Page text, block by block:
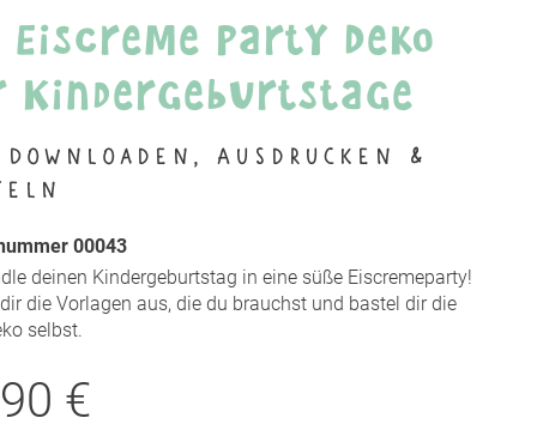
Eiscreme Party Deko
Downloaden, Ausdrucken &
00043
deinen Kindergeburtstag in eine süße Eiscremeparty!
die Vorlagen aus, die du brauchst und bastel dir die
selbst.
€